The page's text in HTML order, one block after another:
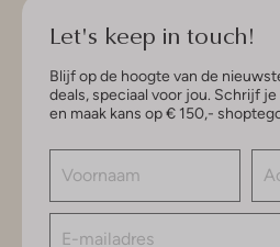
Let's keep in touch!
Blijf op de hoogte van de
deals, speciaal voor jou. Schrijf
en maak kans op € 150,-